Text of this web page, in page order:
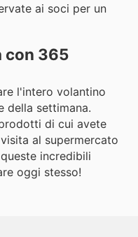
ai soci per un
con 365
l'intero volantino
della settimana.
di cui avete
al supermercato
incredibili
oggi stesso!